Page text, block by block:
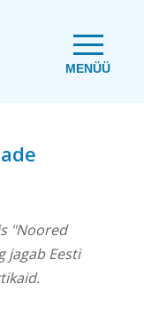
MENÜÜ
"Noored
jagab Eesti